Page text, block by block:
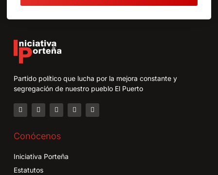
Partido político que lucha por la mejora constante y
segregación de nuestro pueblo El Puerto
Conócenos
Iniciativa Porteña
Estatutos